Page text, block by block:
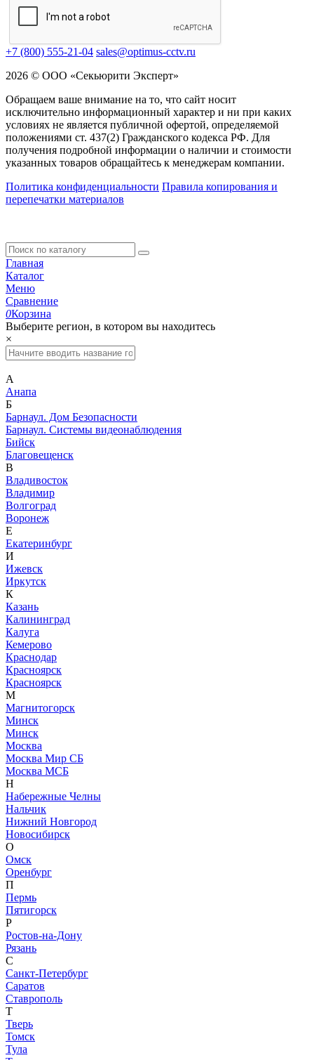
+7 (800) 555-21-04 sales@optimus-cctv.ru
2026 © ООО «Секьюрити Эксперт»
Обращаем ваше внимание на то, что сайт носит
исключительно информационный характер и ни при каких
условиях не является публичной офертой, определяемой
положениями ст. 437(2) Гражданского кодекса РФ. Для
получения подробной информации о наличии и стоимости
указанных товаров обращайтесь к менеджерам компании.
Политика конфиденциальности Правила копирования и
перепечатки материалов
Главная
Каталог
Меню
Сравнение
0Корзина
Выберите регион, в котором вы находитесь
×
А
Анапа
Б
Барнаул. Дом Безопасности
Барнаул. Системы видеонаблюдения
Бийск
Благовещенск
В
Владивосток
Владимир
Волгоград
Воронеж
Е
Екатеринбург
И
Ижевск
Иркутск
К
Казань
Калининград
Калуга
Кемерово
Краснодар
Красноярск
Красноярск
М
Магнитогорск
Минск
Минск
Москва
Москва Мир СБ
Москва МСБ
Н
Набережные Челны
Нальчик
Нижний Новгород
Новосибирск
О
Омск
Оренбург
П
Пермь
Пятигорск
Р
Ростов-на-Дону
Рязань
С
Санкт-Петербург
Саратов
Ставрополь
Т
Тверь
Томск
Тула